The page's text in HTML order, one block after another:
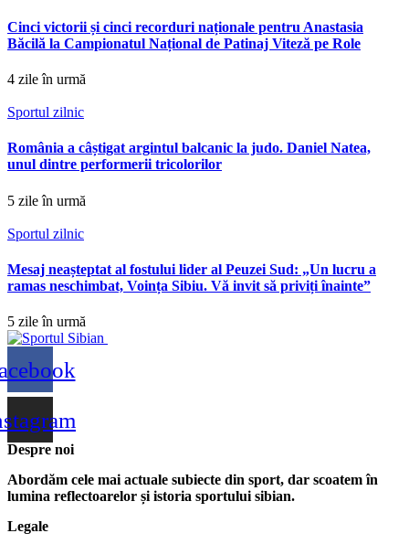
Cinci victorii și cinci recorduri naționale pentru Anastasia
Băcilă la Campionatul Național de Patinaj Viteză pe Role
4 zile în urmă
Sportul zilnic
România a câștigat argintul balcanic la judo. Daniel Natea,
unul dintre performerii tricolorilor
5 zile în urmă
Sportul zilnic
Mesaj neașteptat al fostului lider al Peuzei Sud: „Un lucru a
ramas neschimbat, Voința Sibiu. Vă invit să priviți înainte”
5 zile în urmă
Despre noi
Abordăm cele mai actuale subiecte din sport, dar scoatem în
lumina reflectoarelor și istoria sportului sibian.
Legale